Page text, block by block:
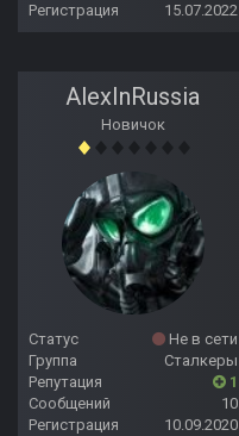
Регистрация
15.07.2022
AlexInRussia
Новичок
Статус
Не в сети
Группа
Сталкеры
Репутация
1
Сообщений
10
Регистрация
10.09.2020